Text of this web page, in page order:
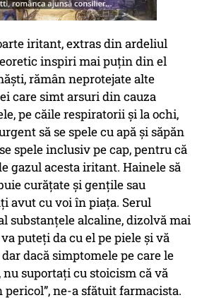
iritant, extras din ardeliul
inspiri mai puțin din el
rămân neprotejate alte
care simt arsuri din cauza
pe căile respiratorii și la ochi,
să se spele cu apă și săpăn
spele inclusiv pe cap, pentru că
gazul acesta iritant. Hainele să
curățate și gențile sau
avut cu voi în piața. Serul
substanțele alcaline, dizolvă mai
puteți da cu el pe piele și vă
dacă simptomele pe care le
nu suportați cu stoicism că vă
ne-a sfătuit farmacista.